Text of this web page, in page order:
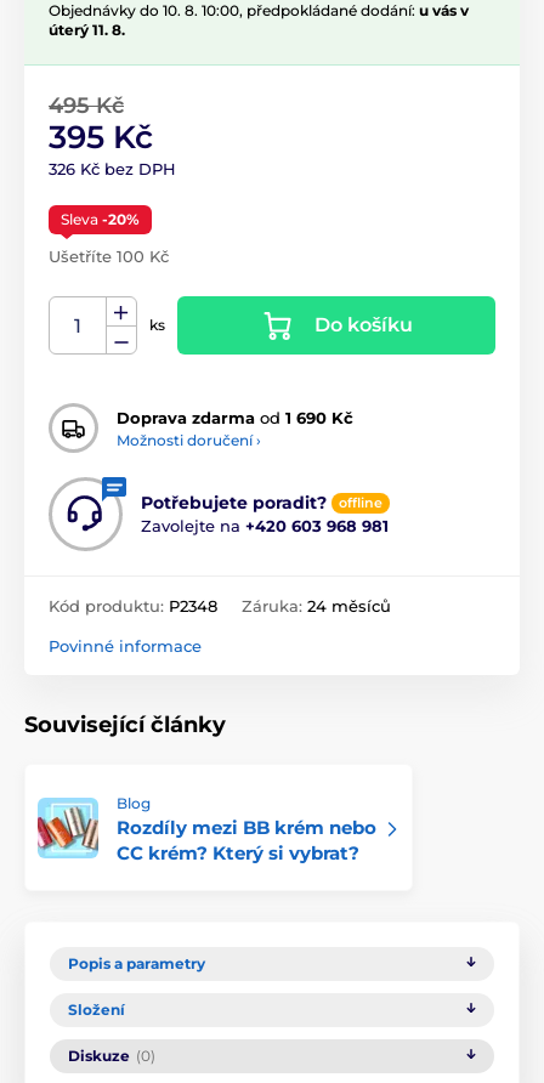
Objednávky do 10. 8. 10:00, předpokládané dodání: u vás v
úterý 11. 8.
495 Kč
395 Kč
326 Kč bez DPH
Sleva -20%
Ušetříte 100 Kč
ks Do košíku
Doprava zdarma od 1 690 Kč
Možnosti doručení ›
Potřebujete poradit? offline
Zavolejte na +420 603 968 981
Kód produktu: P2348 Záruka: 24 měsíců
Povinné informace
Související články
Blog
Rozdíly mezi BB krém nebo
CC krém? Který si vybrat?
Popis a parametry
Složení
Diskuze (0)